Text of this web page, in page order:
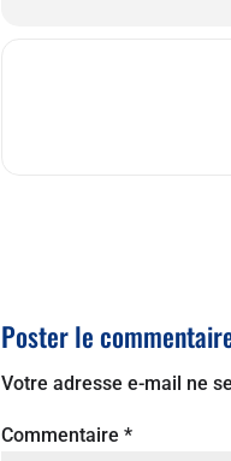
Poster le
Votre adresse e-mail ne
Commentaire*